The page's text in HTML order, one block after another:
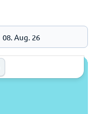
08. Aug. 26